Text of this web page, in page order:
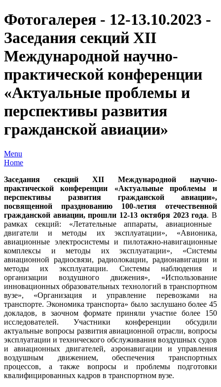
Фотогалерея - 12-13.10.2023 -
Заседания секций ХII
Международной научно-
практической конференции
«Актуальные проблемы и
перспективы развития
гражданской авиации»
Menu
Home
Заседания секций ХII Международной научно-
практической конференции «Актуальные проблемы и
перспективы развития гражданской авиации»,
посвященной празднованию 100-летия отечественной
гражданской авиации, прошли 12-13 октября 2023 года. В
рамках секций: «Летательные аппараты, авиационные
двигатели и методы их эксплуатации», «Авионика,
авиационные электросистемы и пилотажно-навигационные
комплексы и методы их эксплуатации», «Системы
авиационной радиосвязи, радиолокации, радионавигации и
методы их эксплуатации. Системы наблюдения и
организации воздушного движения», «Использование
инновационных образовательных технологий в транспортном
вузе», «Организация и управление перевозками на
транспорте. Экономика транспорта» было заслушано более 45
докладов, в заочном формате приняли участие более 150
исследователей. Участники конференции обсудили
актуальные вопросы развития авиационной отрасли, вопросы
эксплуатации и технического обслуживания воздушных судов
и авиационных двигателей, аэронавигации и управления
воздушным движением, обеспечения транспортных
процессов, а также вопросы и проблемы подготовки
квалифицированных кадров в транспортном вузе.